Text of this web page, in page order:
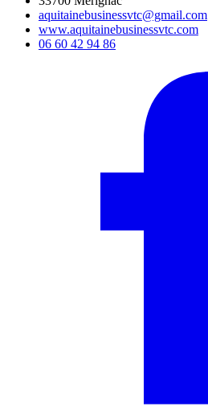
aquitainebusinessvtc@gmail.com
www.aquitainebusinessvtc.com
06 60 42 94 86